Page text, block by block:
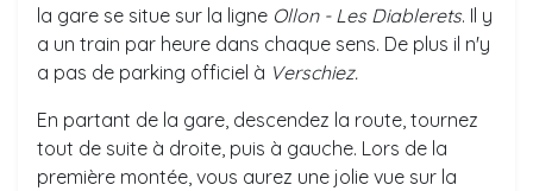
la gare se situe sur la ligne Ollon - Les Diablerets. Il y
a un train par heure dans chaque sens. De plus il n'y
a pas de parking officiel à Verschiez.
En partant de la gare, descendez la route, tournez
tout de suite à droite, puis à gauche. Lors de la
première montée, vous aurez une jolie vue sur la